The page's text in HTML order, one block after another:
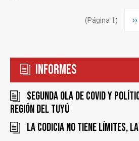
(Página 1) ››
Informes
Segunda ola de COVID y
región del Tuyú
La codicia no tiene límites,